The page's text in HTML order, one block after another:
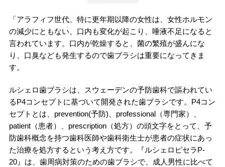
「アラフィフ世代、特に更年期以降の女性は、女性ホルモン
の減少にともない、口内も変化が起こり、唾液不足になると
言われています。口内が乾燥すると、菌の繁殖が盛んにな
り、口臭なども発生するので歯ブラシは重要になってきま
す。
ルシェロ歯ブラシは、スウェーデンの予防歯科で謳われてい
るP4コンセプトに基づいて開発された歯ブラシです。P4コン
セプトとは、prevention(予防)、professional（専門家）、
patient（患者）、prescription（処方）の頭文字をとって、予
防歯科概念を持つ歯科医師や歯科衛生士が患者の症状にあっ
た治療を処方するという考え方です。『ルシェロピセラP-
20』は、歯周病対策のための歯ブラシで、成人男性に比べて